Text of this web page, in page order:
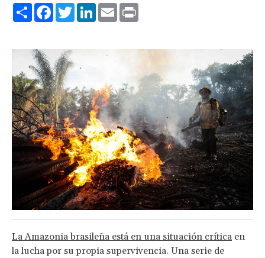
ShareFacebook
TwitterLinkedIn
Email
La Amazonia brasileña está en una situación crítica en
la lucha por su propia supervivencia. Una serie de